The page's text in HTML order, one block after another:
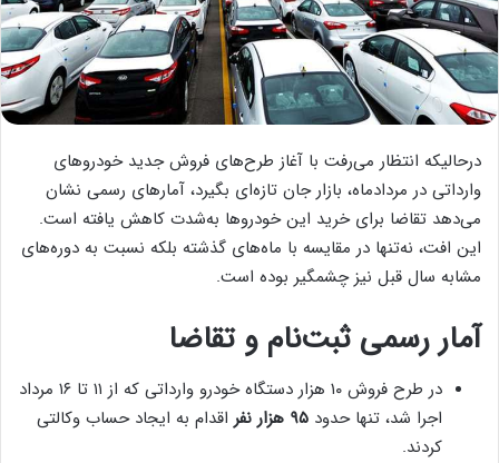
درحالیکه انتظار می‌رفت با آغاز طرح‌های فروش جدید خودروهای
وارداتی در مردادماه، بازار جان تازه‌ای بگیرد، آمارهای رسمی نشان
می‌دهد تقاضا برای خرید این خودروها به‌شدت کاهش یافته است.
این افت، نه‌تنها در مقایسه با ماه‌های گذشته بلکه نسبت به دوره‌های
مشابه سال قبل نیز چشمگیر بوده است.
آمار رسمی ثبت‌نام و تقاضا
در طرح فروش ۱۰ هزار دستگاه خودرو وارداتی که از ۱۱ تا ۱۶ مرداد
اجرا شد، تنها حدود ۹۵ هزار نفر
اقدام به ایجاد حساب وکالتی
کردند.